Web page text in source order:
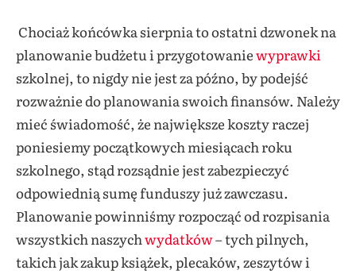
Chociaż końcówka sierpnia to ostatni dzwonek na
planowanie budżetu i przygotowaniewyprawki
szkolnej, to nigdy nie jest za późno, by podejść
rozważnie do planowania swoich finansów. Należy
mieć świadomość, że największe koszty raczej
poniesiemy początkowych miesiącach roku
szkolnego, stąd rozsądnie jest zabezpieczyć
odpowiednią sumę funduszy już zawczasu.
Planowanie powinniśmy rozpocząć od rozpisania
wszystkich naszychwydatków– tych pilnych,
takich jak zakup książek, plecaków, zeszytów i